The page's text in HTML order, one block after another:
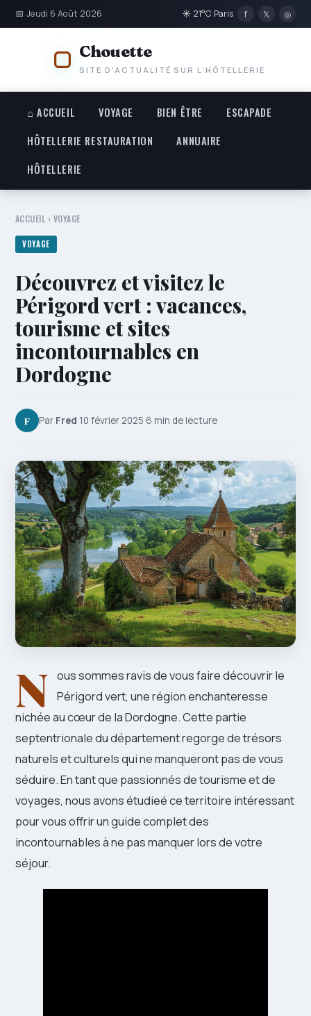
📅 Jeudi 6 Août 2026 ☀ 21°C Paris f 𝕏 ◎
Chouette
SITE D'ACTUALITÉ SUR L'HÔTELLERIE
⌂ ACCUEIL VOYAGE BIEN ÊTRE
ESCAPADE
HÔTELLERIE RESTAURATION
ANNUAIRE
HÔTELLERIE
ACCUEIL › VOYAGE
VOYAGE
Découvrez et visitez le
Périgord vert : vacances,
tourisme et sites
incontournables en
Dordogne
F Par Fred·10 février 2025·6 min de lecture
N ous sommes ravis de vous faire découvrir le
Périgord vert, une région enchanteresse
nichée au cœur de la Dordogne. Cette partie
septentrionale du département regorge de trésors
naturels et culturels qui ne manqueront pas de vous
séduire. En tant que passionnés de tourisme et de
voyages, nous avons étudieé ce territoire intéressant
pour vous offrir un guide complet des
incontournables à ne pas manquer lors de votre
séjour.